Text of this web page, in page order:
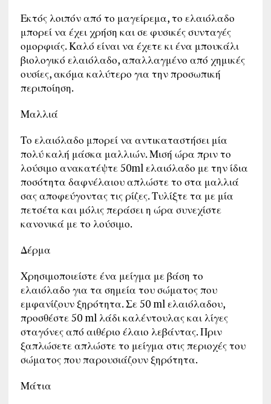
Εκτός λοιπόν από το μαγείρεμα, το ελαιόλαδο
μπορεί να έχει χρήση και σε φυσικές συνταγές
ομορφιάς. Καλό είναι να έχετε κι ένα μπουκάλι
βιολογικό ελαιόλαδο, απαλλαγμένο από χημικές
ουσίες, ακόμα καλύτερο για την προσωπική
περιποίηση.
Μαλλιά
Το ελαιόλαδο μπορεί να αντικαταστήσει μία
πολύ καλή μάσκα μαλλιών. Μισή ώρα πριν το
λούσιμο ανακατέψτε 50ml ελαιόλαδο με την ίδια
ποσότητα δαφνέλαιου απλώστε το στα μαλλιά
σας αποφεύγοντας τις ρίζες. Τυλίξτε τα με μία
πετσέτα και μόλις περάσει η ώρα συνεχίστε
κανονικά με το λούσιμο.
Δέρμα
Χρησιμοποιείστε ένα μείγμα με βάση το
ελαιόλαδο για τα σημεία του σώματος που
εμφανίζουν ξηρότητα. Σε 50 ml ελαιόλαδου,
προσθέστε 50 ml λάδι καλέντουλας και λίγες
σταγόνες από αιθέριο έλαιο λεβάντας. Πριν
ξαπλώσετε απλώστε το μείγμα στις περιοχές του
σώματος που παρουσιάζουν ξηρότητα.
Μάτια